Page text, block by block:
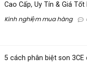
Cao Cấp, Uy Tín & Giá Tốt
Kinh nghiệm mua hàng
5 cách phân biệt son 3CE